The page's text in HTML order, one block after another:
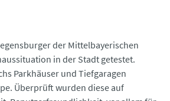
der Mittelbayerischen
in der Stadt getestet.
Parkhäuser und Tiefgaragen
Überprüft wurden diese auf